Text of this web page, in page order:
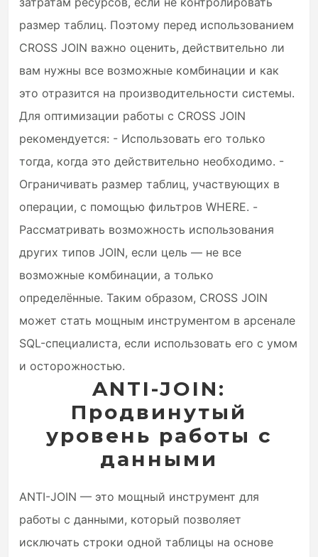
размер таблиц. Поэтому перед использованием
CROSS JOIN важно оценить, действительно ли
вам нужны все возможные комбинации и как
это отразится на производительности системы.
Для оптимизации работы с CROSS JOIN
рекомендуется: - Использовать его только
тогда, когда это действительно необходимо. -
Ограничивать размер таблиц, участвующих в
операции, с помощью фильтров WHERE. -
Рассматривать возможность использования
других типов JOIN, если цель — не все
возможные комбинации, а только
определённые. Таким образом, CROSS JOIN
может стать мощным инструментом в арсенале
SQL-специалиста, если использовать его с умом
и осторожностью.
ANTI-JOIN:
Продвинутый
уровень работы с
данными
ANTI-JOIN — это мощный инструмент для
работы с данными, который позволяет
исключать строки одной таблицы на основе